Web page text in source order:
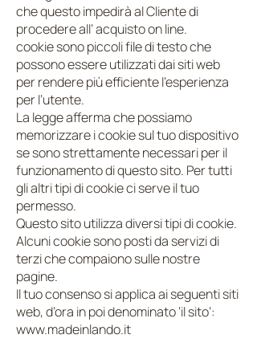
che questo impedirà al Cliente di
procedere all’ acquisto on line.
cookie sono piccoli file di testo che
possono essere utilizzati dai siti web
per rendere più efficiente l’esperienza
per l’utente.
La legge afferma che possiamo
memorizzare i cookie sul tuo dispositivo
se sono strettamente necessari per il
funzionamento di questo sito. Per tutti
gli altri tipi di cookie ci serve il tuo
permesso.
Questo sito utilizza diversi tipi di cookie.
Alcuni cookie sono posti da servizi di
terzi che compaiono sulle nostre
pagine.
Il tuo consenso si applica ai seguenti siti
web, d’ora in poi denominato ‘il sito’:
www.madeinlando.it